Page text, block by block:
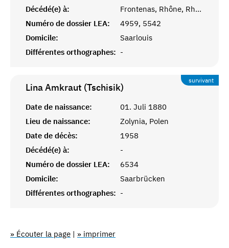
Décédé(e) à:
Frontenas, Rhône, Rhône-Alpes
Numéro de dossier LEA:
4959, 5542
Domicile:
Saarlouis
Différentes orthographes: -
survivant
Lina Amkraut (Tschisik)
Date de naissance:
01. Juli 1880
Lieu de naissance:
Zolynia, Polen
Date de décès:
1958
Décédé(e) à:
-
Numéro de dossier LEA:
6534
Domicile:
Saarbrücken
Différentes orthographes: -
» Écouter la page | » imprimer